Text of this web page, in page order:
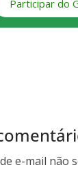
Participar do
e-mail não